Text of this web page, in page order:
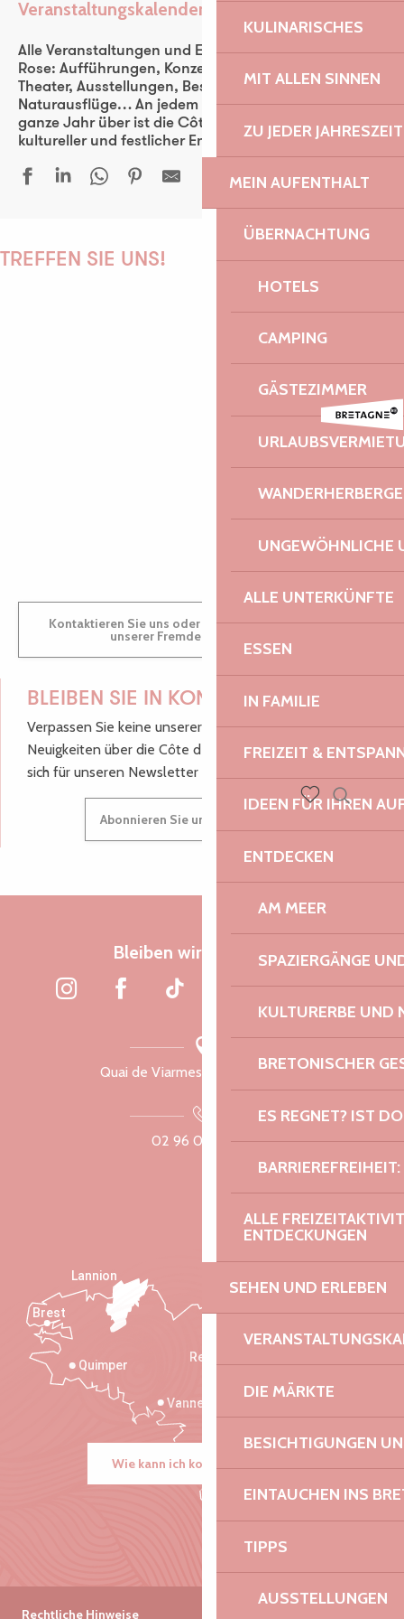
KULINARISCHES
MIT ALLEN SINNEN
ZU JEDER JAHRESZEIT
MEIN AUFENTHALT
ÜBERNACHTUNG
HOTELS
CAMPING
GÄSTEZIMMER
UNGEWÖHNLICHE
ALLE UNTERKÜNFTE
ESSEN
IN FAMILIE
FREIZEIT &
IDEEN FÜR IHREN
ENTDECKEN
AM MEER
SPAZIERGÄNGE
KULTURERBE UND
BRETONISCHER
ES REGNET? IST
ALLE
ENTDECKUNGEN
SEHEN UND ERLEBEN
DIE MÄRKTE
BESICHTIGUNGEN
EINTAUCHEN INS
TIPPS
AUSSTELLUNGEN
Veranstaltungskalender
Ajouter aux favoris
Alle Veranstaltungen und Events der Côte de Granit
Rose: Aufführungen, Konzerte, Fest-noz, Festivals,
Theater, Ausstellungen, Besichtigungen,
Naturausflüge… An jedem Tag der Woche und das
ganze Jahr über ist die Côte de Granit Rose ein
kultureller und festlicher Entdeckungsraum für alle.
Sonates violon & piano - Festival La vie en musique
Conte musical - Fernand et sa régulière
TREFFEN SIE UNS!
PAULINE
AUDREY
Kontaktieren Sie uns oder besuchen Sie uns in einem
unserer Fremdenverkehrsbüros.
BLEIBEN SIE IN KONTAKT!
Verpassen Sie keine unserer guten Tipps und
Neuigkeiten über die Côte de Granit Rose, melden Sie
sich für unseren Newsletter an.
Abonnieren Sie unseren Newsletter
Bleiben wir verbunden
Quai de Viarmes, 22300 Lannion
02 96 05 60 70
Rennes
Vannes
Quimper
Lannion
Brest
Wie kann ich kommen?
Rechtliche Hinweise